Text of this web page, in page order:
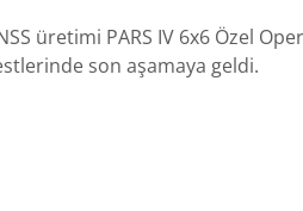
üretimi PARS IV 6x6 Özel
son aşamaya geldi.